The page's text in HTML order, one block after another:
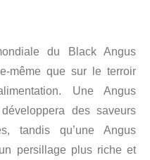
du Black Angus
même que sur le terroir
Une Angus
des saveurs
tandis qu’une Angus
persillage plus riche et